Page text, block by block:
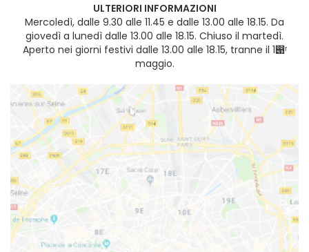
ULTERIORI INFORMAZIONI
Mercoledì, dalle 9.30 alle 11.45 e dalle 13.00 alle 18.15. Da
giovedì a lunedì dalle 13.00 alle 18.15. Chiuso il martedì.
Aperto nei giorni festivi dalle 13.00 alle 18.15, tranne il 1൉ʳ
maggio.